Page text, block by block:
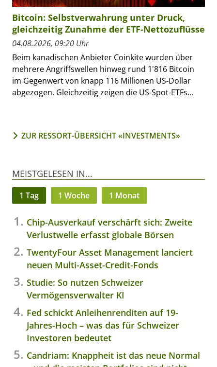
Bitcoin: Selbstverwahrung unter Druck,
gleichzeitig Zunahme der ETF-Nettozuflüsse
04.08.2026, 09:20 Uhr
Beim kanadischen Anbieter Coinkite wurden über
mehrere Angriffswellen hinweg rund 1'816 Bitcoin
im Gegenwert von knapp 116 Millionen US-Dollar
abgezogen. Gleichzeitig zeigen die US-Spot-ETFs...
ZUR RESSORT-ÜBERSICHT «INVESTMENTS»
MEISTGELESEN IN...
1 Tag 1 Woche 1 Monat
Chip-Ausverkauf verschärft sich: Zweite
Verlustwelle erfasst globale Börsen
TwentyFour Asset Management lanciert
neuen Multi-Asset-Credit-Fonds
Studie: So nutzen Schweizer
Vermögensverwalter KI
Fed schickt Anleihenrenditen auf 19-
Jahres-Hoch – was das für Schweizer
Investoren bedeutet
Candriam: Knappheit ist das neue Normal